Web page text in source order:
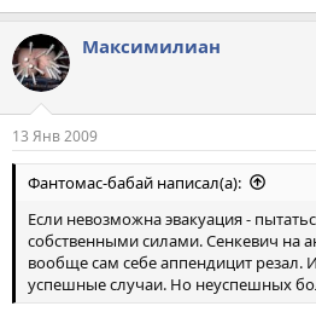
Максимилиан
13 Янв 2009
Фантомас-бабай написал(а):
Если невозможна эвакуация -
собственными силами. Сенкевич на
вообще сам себе аппендицит резал.
успешные случаи. Но неуспешных